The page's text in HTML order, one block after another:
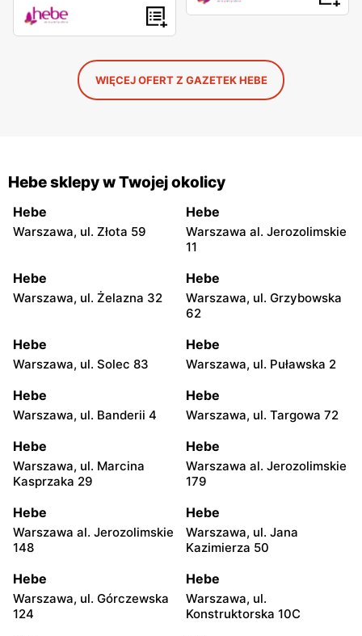
WIĘCEJ OFERT Z GAZETEK HEBE
Hebe sklepy w Twojej okolicy
Hebe
Warszawa, ul. Złota 59
Hebe
Warszawa al. Jerozolimskie
11
Hebe
Warszawa, ul. Żelazna 32
Hebe
Warszawa, ul. Grzybowska
62
Hebe
Warszawa, ul. Solec 83
Hebe
Warszawa, ul. Puławska 2
Hebe
Warszawa, ul. Banderii 4
Hebe
Warszawa, ul. Targowa 72
Hebe
Warszawa, ul. Marcina
Kasprzaka 29
Hebe
Warszawa al. Jerozolimskie
179
Hebe
Warszawa al. Jerozolimskie
148
Hebe
Warszawa, ul. Jana
Kazimierza 50
Hebe
Warszawa, ul. Górczewska
124
Hebe
Warszawa, ul.
Konstruktorska 10C